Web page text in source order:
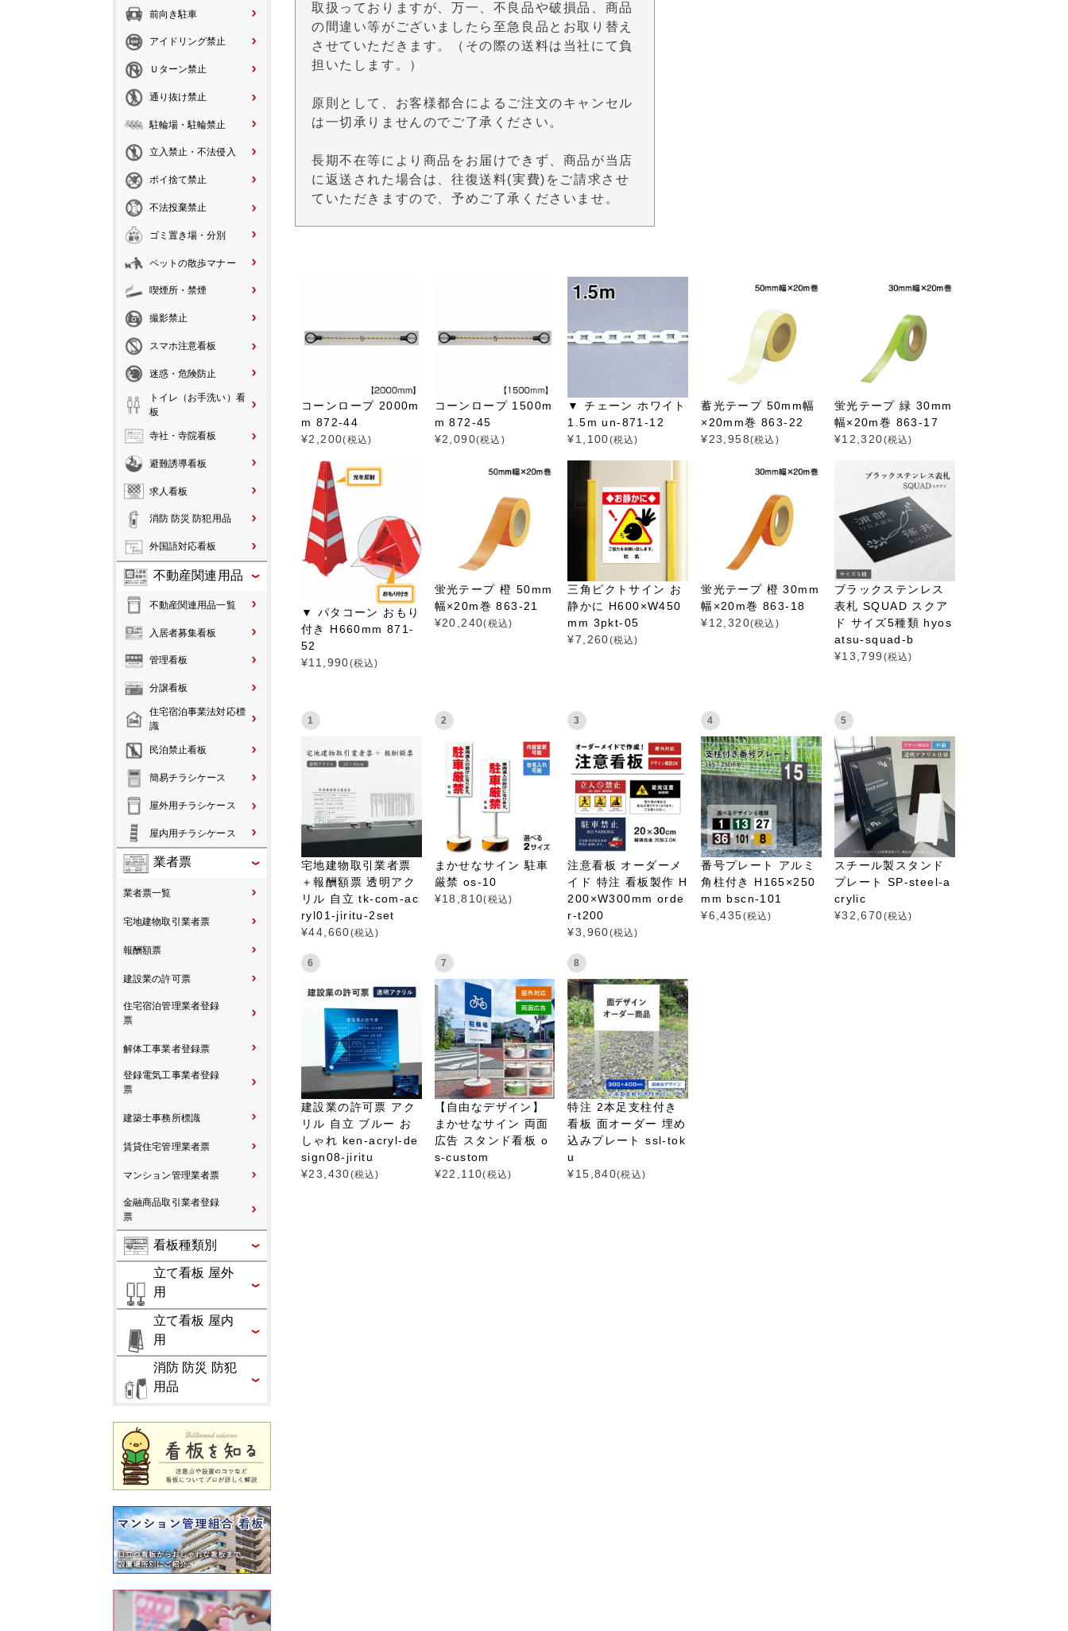
前向き駐車
アイドリング禁止
Ｕターン禁止
通り抜け禁止
駐輪場・駐輪禁止
立入禁止・不法侵入
ポイ捨て禁止
不法投棄禁止
ゴミ置き場・分別
ペットの散歩マナー
喫煙所・禁煙
撮影禁止
スマホ注意看板
迷惑・危険防止
トイレ（お手洗い）看
板
寺社・寺院看板
避難誘導看板
求人看板
消防 防災 防犯用品
外国語対応看板
不動産関連用品
不動産関連用品一覧
入居者募集看板
管理看板
分譲看板
住宅宿泊事業法対応標
識
民泊禁止看板
簡易チラシケース
屋外用チラシケース
屋内用チラシケース
業者票
業者票一覧
宅地建物取引業者票
報酬額票
建設業の許可票
住宅宿泊管理業者登録
票
解体工事業者登録票
登録電気工事業者登録
票
建築士事務所標識
賃貸住宅管理業者票
マンション管理業者票
金融商品取引業者登録
票
看板種類別
立て看板 屋外
用
立て看板 屋内
用
消防 防災 防犯
用品
取扱っておりますが、万一、不良品や破損品、商品
の間違い等がございましたら至急良品とお取り替え
させていただきます。（その際の送料は当社にて負
担いたします。）
原則として、お客様都合によるご注文のキャンセル
は一切承りませんのでご了承ください。
長期不在等により商品をお届けできず、商品が当店
に返送された場合は、往復送料(実費)をご請求させ
ていただきますので、予めご了承くださいませ。
コーンロープ 2000m
m 872-44
¥2,200(税込)
コーンロープ 1500m
m 872-45
¥2,090(税込)
▼ チェーン ホワイト
1.5m un-871-12
¥1,100(税込)
蓄光テープ 50mm幅
×20mm巻 863-22
¥23,958(税込)
蛍光テープ 緑 30mm
幅×20m巻 863-17
¥12,320(税込)
▼ パタコーン おもり
付き H660mm 871-
52
¥11,990(税込)
蛍光テープ 橙 50mm
幅×20m巻 863-21
¥20,240(税込)
三角ピクトサイン お
静かに H600×W450
mm 3pkt-05
¥7,260(税込)
蛍光テープ 橙 30mm
幅×20m巻 863-18
¥12,320(税込)
ブラックステンレス
表札 SQUAD スクア
ド サイズ5種類 hyos
atsu-squad-b
¥13,799 (税込)
1
宅地建物取引業者票
＋報酬額票 透明アク
リル 自立 tk-com-ac
ryl01-jiritu-2set
¥44,660(税込)
2
まかせなサイン 駐車
厳禁 os-10
¥18,810(税込)
3
注意看板 オーダーメ
イド 特注 看板製作 H
200×W300mm orde
r-t200
¥3,960(税込)
4
番号プレート アルミ
角柱付き H165×250
mm bscn-101
¥6,435(税込)
5
スチール製スタンド
プレート SP-steel-a
crylic
¥32,670(税込)
6
建設業の許可票 アク
リル 自立 ブルー お
しゃれ ken-acryl-de
sign08-jiritu
¥23,430(税込)
7
【自由なデザイン】
まかせなサイン 両面
広告 スタンド看板 o
s-custom
¥22,110(税込)
8
特注 2本足支柱付き
看板 面オーダー 埋め
込みプレート ssl-tok
u
¥15,840(税込)